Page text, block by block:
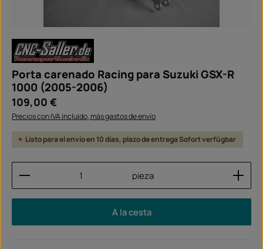
Porta carenado Racing para Suzuki GSX-R
1000 (2005-2006)
Precio normal:
109,00 €
Precios con IVA incluido, más gastos de envío
Listo para el envío en 10 días, plazo de entrega Sofort verfügbar
Cantidad del producto: introduce la cantidad
pieza
A la cesta